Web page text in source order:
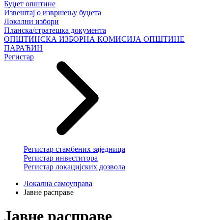
Буџет општине
Извештај о извршењу буџета
Локални избори
Планска/стратешка документа
ОПШТИНСКА ИЗБОРНА КОМИСИЈА ОПШТИНЕ
ПАРАЋИН
Регистар
Регистар стамбених заједница
Регистар инвеститора
Регистар локацијских дозвола
Локална самоуправа
Јавне расправе
Јавне расправе